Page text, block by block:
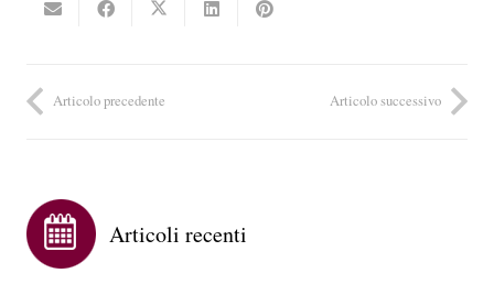
Articolo precedente Articolo successivo
Articoli recenti